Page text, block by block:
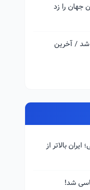
جهان را زد
شد / آخرین
بالاتر از
شد!